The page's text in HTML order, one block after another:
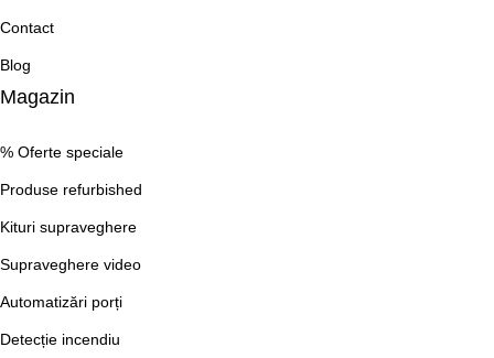
Contact
Blog
Magazin
% Oferte speciale
Produse refurbished
Kituri supraveghere
Supraveghere video
Automatizări porți
Detecție incendiu